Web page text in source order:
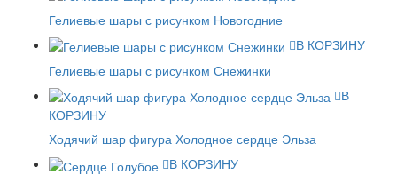
Гелиевые шары с рисунком Новогодние
В КОРЗИНУ
Гелиевые шары с рисунком Снежинки
В
КОРЗИНУ
Ходячий шар фигура Холодное сердце Эльза
В КОРЗИНУ